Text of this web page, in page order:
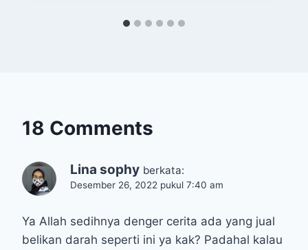
18 Comments
Lina sophy berkata:
Desember 26, 2022 pukul 7:40 am
Ya Allah sedihnya denger cerita ada yang jual
belikan darah seperti ini ya kak? Padahal kalau